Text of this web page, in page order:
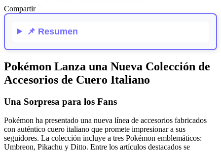
Compartir
📌 Resumen
Pokémon Lanza una Nueva Colección de
Accesorios de Cuero Italiano
Una Sorpresa para los Fans
Pokémon ha presentado una nueva línea de accesorios fabricados
con auténtico cuero italiano que promete impresionar a sus
seguidores. La colección incluye a tres Pokémon emblemáticos:
Umbreon, Pikachu y Ditto. Entre los artículos destacados se